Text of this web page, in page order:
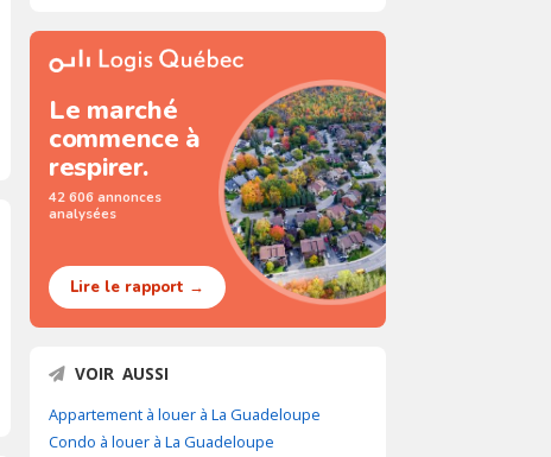
Le marché
commence à
respirer.
42 606 annonces
analysées
Lire le rapport →
VOIR AUSSI
Appartement à louer à La Guadeloupe
Condo à louer à La Guadeloupe